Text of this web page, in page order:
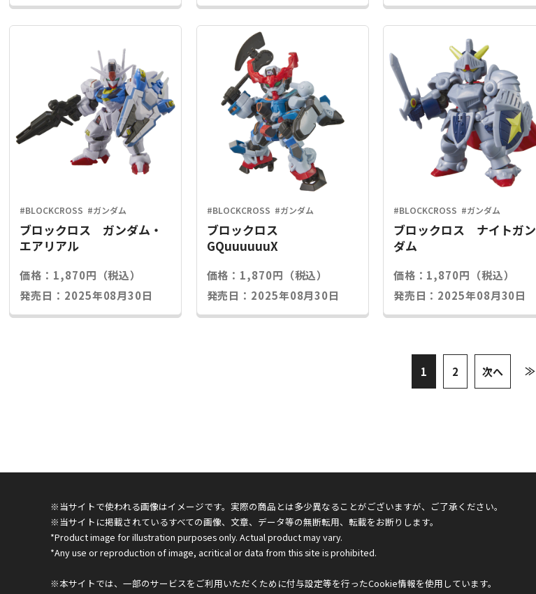
#BLOCKCROSS #ガンダム
ブロックロス ガンダム・
エアリアル
価格：1,870円（税込）
発売日：2025年08月30日
#BLOCKCROSS #ガンダム
ブロックロス
GQuuuuuuX
価格：1,870円（税込）
発売日：2025年08月30日
#BLOCKCROSS #ガンダム
ブロックロス ナイトガン
ダム
価格：1,870円（税込）
発売日：2025年08月30日
1 2 次へ ≫
※当サイトで使われる画像はイメージです。実際の商品とは多少異なることがございますが、ご了承ください。
※当サイトに掲載されているすべての画像、文章、データ等の無断転用、転載をお断りします。
*Product image for illustration purposes only. Actual product may vary.
*Any use or reproduction of image, acritical or data from this site is prohibited.
※本サイトでは、一部のサービスをご利用いただくために付与設定等を行ったCookie情報を使用しています。